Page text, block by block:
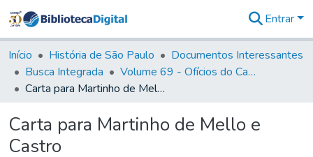
&
Coleções
Tudo na
Biblioteca
Estatísticas
Entrar
Início História de São Paulo
Documentos Interessantes
Busca Integrada
Volume 69 - Ofícios do Capitão D. Luiz Antonio de Souza Botelho Mourão aos Vice-Reis e Ministros (1771-1772)
Carta para Martinho de Mello e Castro
Carta para Martinho de Mello e
Castro